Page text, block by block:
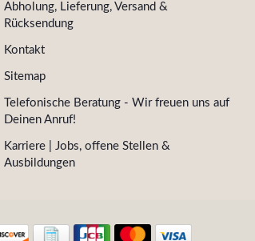
Abholung, Lieferung, Versand &
Rücksendung
Kontakt
Sitemap
Telefonische Beratung - Wir freuen uns auf
Deinen Anruf!
Karriere | Jobs, offene Stellen &
Ausbildungen